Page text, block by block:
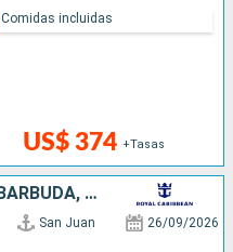
US$ 374 +Tasas
Comidas incluidas
SAN MARTÍN, ANTIGUA Y BARBUDA, PUERTO RICO
San Juan 26/09/2026